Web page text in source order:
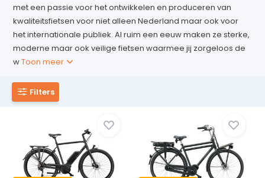
met een passie voor het ontwikkelen en produceren van
kwaliteitsfietsen voor niet alleen Nederland maar ook voor
het internationale publiek. Al ruim een eeuw maken ze sterke,
moderne maar ook veilige fietsen waarmee jij zorgeloos de
wToon meer
Filters